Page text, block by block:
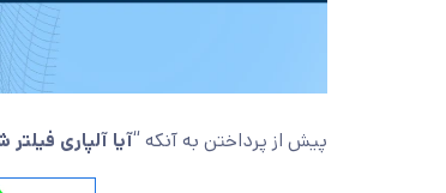
پیش از پرداختن به آنکه “آیا آلپاری